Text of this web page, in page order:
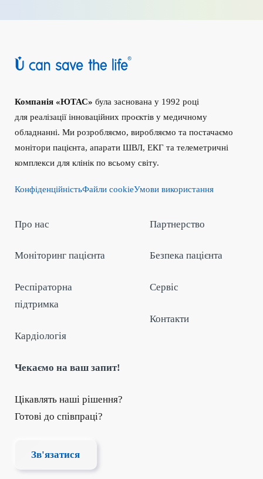
Компанія «ЮТАС» була заснована у 1992 році
для реалізації інноваційних проєктів у медичному
обладнанні. Ми розробляємо, виробляємо та постачаємо
монітори пацієнта, апарати ШВЛ, ЕКГ та телеметричні
комплекси для клінік по всьому світу.
КонфіденційністьФайли cookieУмови використання
Про нас
Моніторинг пацієнта
Респіраторна
підтримка
Кардіологія
Партнерство
Безпека пацієнта
Сервіс
Контакти
Чекаємо на ваш запит!
Цікавлять наші рішення?
Готові до співпраці?
Зв'язатися